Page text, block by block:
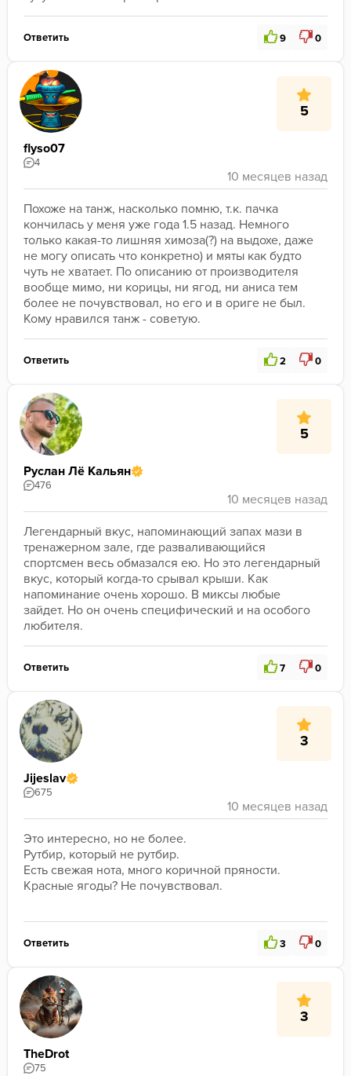
Ответить 9 0
5
flyso07
4
Похоже на танж, насколько помню, т.к. пачка
кончилась у меня уже года 1.5 назад. Немного
только какая-то лишняя химоза(?) на выдохе, даже
не могу описать что конкретно) и мяты как будто
чуть не хватает. По описанию от производителя
вообще мимо, ни корицы, ни ягод, ни аниса тем
более не почувствовал, но его и в ориге не был.
Кому нравился танж - советую.
Ответить 2 0
5
Руслан Лё Кальян
476
Легендарный вкус, напоминающий запах мази в
тренажерном зале, где разваливающийся
спортсмен весь обмазался ею. Но это легендарный
вкус, который когда-то срывал крыши. Как
напоминание очень хорошо. В миксы любые
зайдет. Но он очень специфический и на особого
любителя.
Ответить 7 0
3
Jijeslav
675
Это интересно, но не более.
Рутбир, который не рутбир.
Есть свежая нота, много коричной пряности.
Красные ягоды? Не почувствовал.
Ответить 3 0
3
TheDrot
75